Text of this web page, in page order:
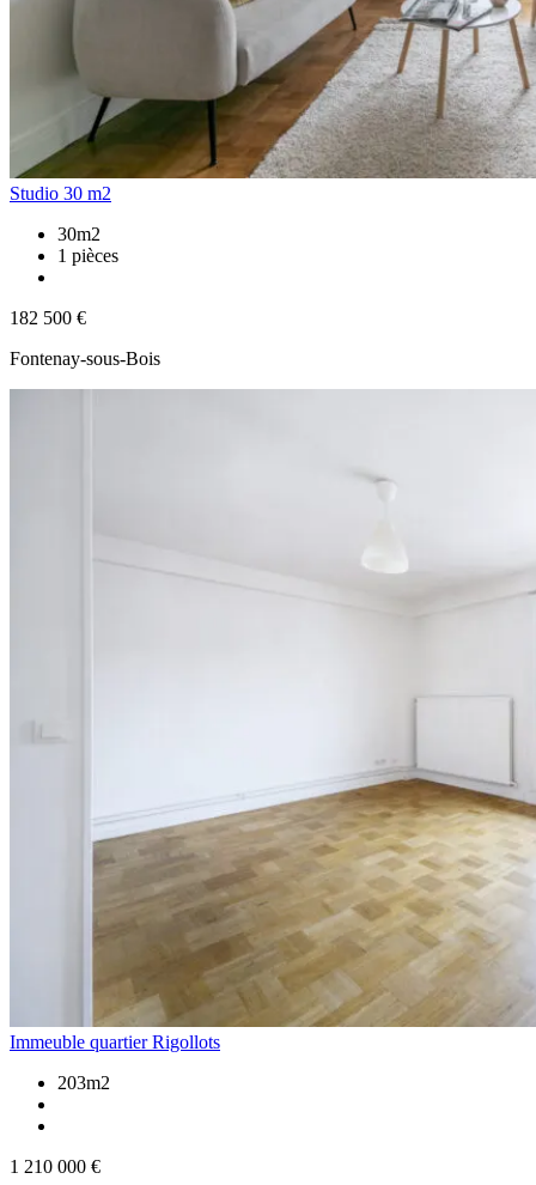
Studio 30 m2
30m2
1 pièces
182 500 €
Fontenay-sous-Bois
Immeuble quartier Rigollots
203m2
1 210 000 €